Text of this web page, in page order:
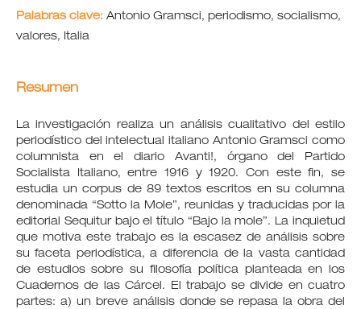
Palabras clave: Antonio Gramsci, periodismo, socialismo,
valores, Italia
Resumen
La investigación realiza un análisis cualitativo del estilo
periodístico del intelectual italiano Antonio Gramsci como
columnista en el diario Avanti!, órgano del Partido
Socialista Italiano, entre 1916 y 1920. Con este fin, se
estudia un corpus de 89 textos escritos en su columna
denominada “Sotto la Mole”, reunidas y traducidas por la
editorial Sequitur bajo el título “Bajo la mole”. La inquietud
que motiva este trabajo es la escasez de análisis sobre
su faceta periodística, a diferencia de la vasta cantidad
de estudios sobre su filosofía política planteada en los
Cuadernos de las Cárcel. El trabajo se divide en cuatro
partes: a) un breve análisis donde se repasa la obra del